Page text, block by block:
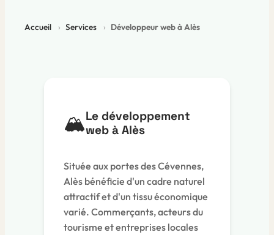
Accueil Services Développeur web à Alès
🏔️Le développement
web à Alès
Située aux portes des Cévennes,
Alès bénéficie d'un cadre naturel
attractif et d'un tissu économique
varié. Commerçants, acteurs du
tourisme et entreprises locales